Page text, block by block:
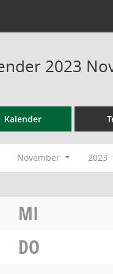
2023
Kalender
November 2023
MI
DO